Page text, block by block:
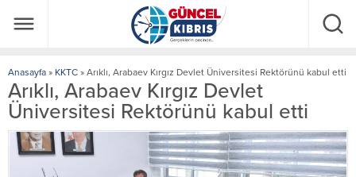
Anasayfa » KKTC » Arıklı, Arabaev Kırgız Devlet Üniversitesi Rektörünü kabul etti
Arıklı, Arabaev Kırgız Devlet
Üniversitesi Rektörünü kabul etti